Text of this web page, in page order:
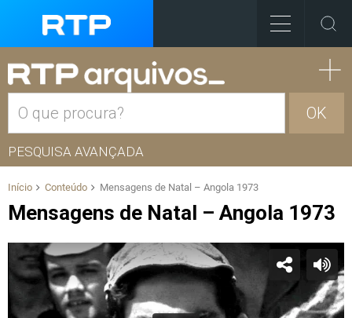
OK
PESQUISA AVANÇADA
Início Conteúdo Mensagens de Natal – Angola 1973
Mensagens de Natal – Angola 1973